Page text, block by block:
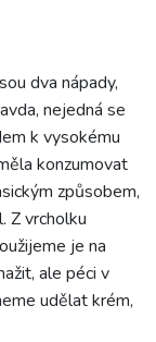
dva nápady,
nejedná se
k vysokému
konzumovat
způsobem,
Z vrcholku
je na
ale péci v
udělat krém,